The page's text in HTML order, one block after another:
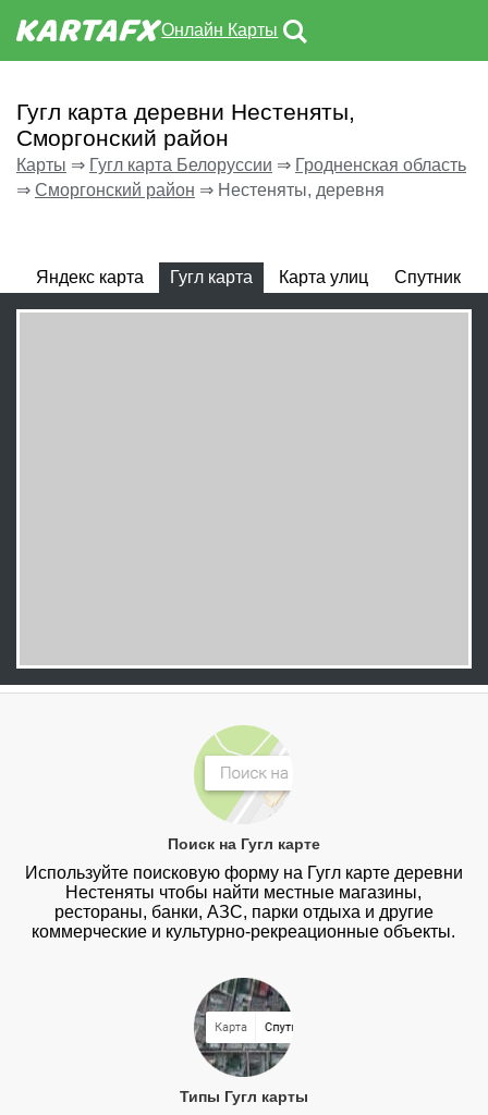
Онлайн Карты
Гугл карта деревни Нестеняты,
Сморгонский район
Карты ⇒ Гугл карта Белоруссии ⇒ Гродненская область
⇒ Сморгонский район ⇒ Нестеняты, деревня
Яндекс карта Гугл карта Карта улиц Спутник
Поиск на Гугл карте
Используйте поисковую форму на Гугл карте деревни
Нестеняты чтобы найти местные магазины,
рестораны, банки, АЗС, парки отдыха и другие
коммерческие и культурно-рекреационные объекты.
Типы Гугл карты